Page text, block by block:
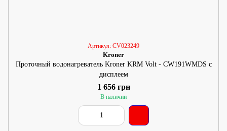
Артикул: CV023249
Kroner
Проточный водонагреватель Kroner KRM Volt - CW191WMDS с
дисплеем
1 656 грн
В наличии